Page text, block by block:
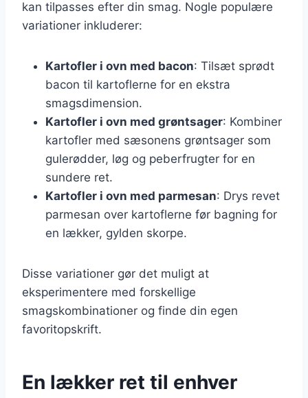
kan tilpasses efter din smag. Nogle populære
variationer inkluderer:
Kartofler i ovn med bacon: Tilsæt sprødt
bacon til kartoflerne for en ekstra
smagsdimension.
Kartofler i ovn med grøntsager: Kombiner
kartofler med sæsonens grøntsager som
gulerødder, løg og peberfrugter for en
sundere ret.
Kartofler i ovn med parmesan: Drys revet
parmesan over kartoflerne før bagning for
en lækker, gylden skorpe.
Disse variationer gør det muligt at
eksperimentere med forskellige
smagskombinationer og finde din egen
favoritopskrift.
En lækker ret til enhver